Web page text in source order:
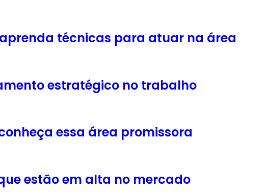
técnicas para atuar na área
estratégico no trabalho
essa área promissora
estão em alta no mercado